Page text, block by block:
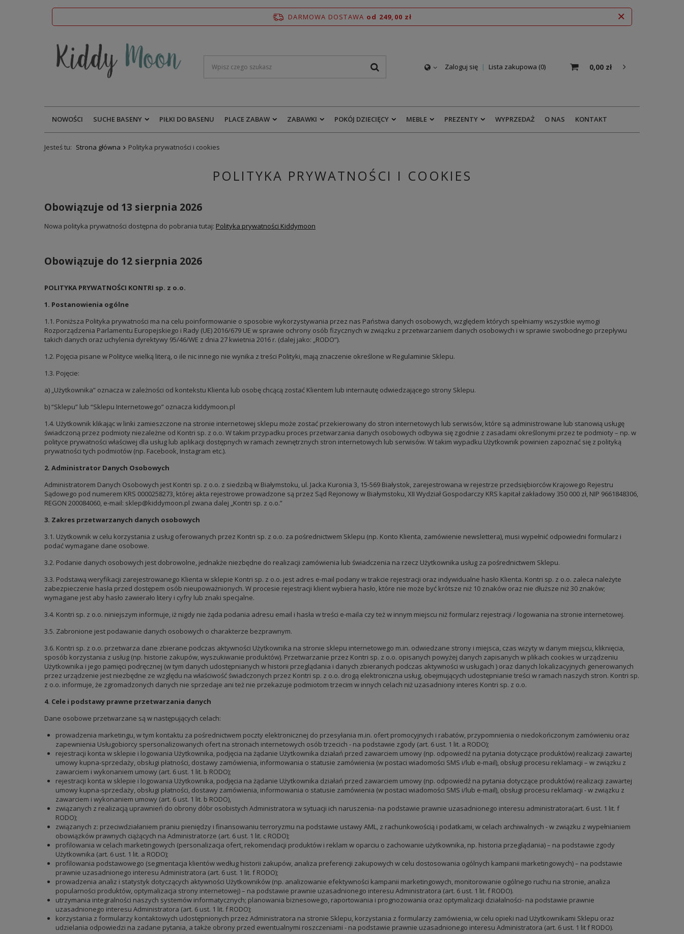
DARMOWA DOSTAWA od 249,00 zł
Zaloguj się Lista zakupowa 0 0,00 zł
NOWOŚCI SUCHE BASENY PIŁKI DO BASENU PLACE ZABAW ZABAWKI POKÓJ DZIECIĘCY MEBLE PREZENTY WYPRZEDAŻ O NAS KONTAKT
Jesteś tu: Strona główna Polityka prywatności i cookies
POLITYKA PRYWATNOŚCI I COOKIES
Obowiązuje od 13 sierpnia 2026
Nowa polityka prywatności dostępna do pobrania tutaj: Polityka prywatności Kiddymoon
Obowiązuje do 12 sierpnia 2026
POLITYKA PRYWATNOŚCI KONTRI sp. z o.o.
1. Postanowienia ogólne
1.1. Poniższa Polityka prywatności ma na celu poinformowanie o sposobie wykorzystywania przez nas Państwa danych osobowych, względem których spełniamy wszystkie wymogi
Rozporządzenia Parlamentu Europejskiego i Rady (UE) 2016/679 UE w sprawie ochrony osób fizycznych w związku z przetwarzaniem danych osobowych i w sprawie swobodnego przepływu
takich danych oraz uchylenia dyrektywy 95/46/WE z dnia 27 kwietnia 2016 r. (dalej jako: „RODO”).
1.2. Pojęcia pisane w Polityce wielką literą, o ile nic innego nie wynika z treści Polityki, mają znaczenie określone w Regulaminie Sklepu.
1.3. Pojęcie:
a) „Użytkownika” oznacza w zależności od kontekstu Klienta lub osobę chcącą zostać Klientem lub internautę odwiedzającego strony Sklepu.
b) “Sklepu” lub “Sklepu Internetowego” oznacza kiddymoon.pl
1.4. Użytkownik klikając w linki zamieszczone na stronie internetowej sklepu może zostać przekierowany do stron internetowych lub serwisów, które są administrowane lub stanowią usługę
świadczoną przez podmioty niezależne od Kontri sp. z o.o. W takim przypadku proces przetwarzania danych osobowych odbywa się zgodnie z zasadami określonymi przez te podmioty – np. w
polityce prywatności właściwej dla usług lub aplikacji dostępnych w ramach zewnętrznych stron internetowych lub serwisów. W takim wypadku Użytkownik powinien zapoznać się z polityką
prywatności tych podmiotów (np. Facebook, Instagram etc.).
2. Administrator Danych Osobowych
Administratorem Danych Osobowych jest Kontri sp. z o.o. z siedzibą w Białymstoku, ul. Jacka Kuronia 3, 15-569 Białystok, zarejestrowana w rejestrze przedsiębiorców Krajowego Rejestru
Sądowego pod numerem KRS 0000258273, której akta rejestrowe prowadzone są przez Sąd Rejonowy w Białymstoku, XII Wydział Gospodarczy KRS kapitał zakładowy 350 000 zł, NIP 9661848306,
REGON 200084060, e-mail: sklep@kiddymoon.pl zwana dalej „Kontri sp. z o.o.”
3. Zakres przetwarzanych danych osobowych
3.1. Użytkownik w celu korzystania z usług oferowanych przez Kontri sp. z o.o. za pośrednictwem Sklepu (np. Konto Klienta, zamówienie newslettera), musi wypełnić odpowiedni formularz i
podać wymagane dane osobowe.
3.2. Podanie danych osobowych jest dobrowolne, jednakże niezbędne do realizacji zamówienia lub świadczenia na rzecz Użytkownika usług za pośrednictwem Sklepu.
3.3. Podstawą weryfikacji zarejestrowanego Klienta w sklepie Kontri sp. z o.o. jest adres e-mail podany w trakcie rejestracji oraz indywidualne hasło Klienta. Kontri sp. z o.o. zaleca należyte
zabezpieczenie hasła przed dostępem osób nieupoważnionych. W procesie rejestracji klient wybiera hasło, które nie może być krótsze niż 10 znaków oraz nie dłuższe niż 30 znaków;
wymagane jest aby hasło zawierało litery i cyfry lub znaki specjalne.
3.4. Kontri sp. z o.o. niniejszym informuje, iż nigdy nie żąda podania adresu email i hasła w treści e-maila czy też w innym miejscu niż formularz rejestracji / logowania na stronie internetowej.
3.5. Zabronione jest podawanie danych osobowych o charakterze bezprawnym.
3.6. Kontri sp. z o.o. przetwarza dane zbierane podczas aktywności Użytkownika na stronie sklepu internetowego m.in. odwiedzane strony i miejsca, czas wizyty w danym miejscu, kliknięcia,
sposób korzystania z usług (np. historie zakupów, wyszukiwanie produktów). Przetwarzanie przez Kontri sp. z o.o. opisanych powyżej danych zapisanych w plikach cookies w urządzeniu
Użytkownika i jego pamięci podręcznej (w tym danych udostępnianych w historii przeglądania i danych zbieranych podczas aktywności w usługach ) oraz danych lokalizacyjnych generowanych
przez urządzenie jest niezbędne ze względu na właściwość świadczonych przez Kontri sp. z o.o. drogą elektroniczna usług, obejmujących udostępnianie treści w ramach naszych stron. Kontri sp.
z o.o. informuje, że zgromadzonych danych nie sprzedaje ani też nie przekazuje podmiotom trzecim w innych celach niż uzasadniony interes Kontri sp. z o.o.
4. Cele i podstawy prawne przetwarzania danych
Dane osobowe przetwarzane są w następujących celach:
prowadzenia marketingu, w tym kontaktu za pośrednictwem poczty elektronicznej do przesyłania m.in. ofert promocyjnych i rabatów, przypomnienia o niedokończonym zamówieniu oraz
zapewnienia Usługobiorcy spersonalizowanych ofert na stronach internetowych osób trzecich - na podstawie zgody (art. 6 ust. 1 lit. a RODO);
rejestracji konta w sklepie i logowania Użytkownika, podjęcia na żądanie Użytkownika działań przed zawarciem umowy (np. odpowiedź na pytania dotyczące produktów) realizacji zawartej
umowy kupna-sprzedaży, obsługi płatności, dostawy zamówienia, informowania o statusie zamówienia (w postaci wiadomości SMS i/lub e-mail), obsługi procesu reklamacji – w związku z
zawarciem i wykonaniem umowy (art. 6 ust. 1 lit. b RODO);
rejestracji konta w sklepie i logowania Użytkownika, podjęcia na żądanie Użytkownika działań przed zawarciem umowy (np. odpowiedź na pytania dotyczące produktów) realizacji zawartej
umowy kupna-sprzedaży, obsługi płatności, dostawy zamówienia, informowania o statusie zamówienia (w postaci wiadomości SMS i/lub e-mail), obsługi procesu reklamacji - w związku z
zawarciem i wykonaniem umowy (art. 6 ust. 1 lit. b RODO),
związanych z realizacją uprawnień do obrony dóbr osobistych Administratora w sytuacji ich naruszenia- na podstawie prawnie uzasadnionego interesu administratora(art. 6 ust. 1 lit. f
RODO);
związanych z: przeciwdziałaniem praniu pieniędzy i finansowaniu terroryzmu na podstawie ustawy AML, z rachunkowością i podatkami, w celach archiwalnych - w związku z wypełnianiem
obowiązków prawnych ciążących na Administratorze (art. 6 ust. 1 lit. c RODO);
profilowania w celach marketingowych (personalizacja ofert, rekomendacji produktów i reklam w oparciu o zachowanie użytkownika, np. historia przeglądania) – na podstawie zgody
Użytkownika (art. 6 ust. 1 lit. a RODO);
profilowania podstawowego (segmentacja klientów według historii zakupów, analiza preferencji zakupowych w celu dostosowania ogólnych kampanii marketingowych) – na podstawie
prawnie uzasadnionego interesu Administratora (art. 6 ust. 1 lit. f RODO);
prowadzenia analiz i statystyk dotyczących aktywności Użytkowników (np. analizowanie efektywności kampanii marketingowych, monitorowanie ogólnego ruchu na stronie, analiza
popularności produktów, optymalizacja strony internetowej) – na podstawie prawnie uzasadnionego interesu Administratora (art. 6 ust. 1 lit. f RODO).
utrzymania integralności naszych systemów informatycznych; planowania biznesowego, raportowania i prognozowania oraz optymalizacji działalności- na podstawie prawnie
uzasadnionego interesu Administratora (art. 6 ust. 1 lit. f RODO);
korzystania z formularzy kontaktowych udostępnionych przez Administratora na stronie Sklepu, korzystania z formularzy zamówienia, w celu opieki nad Użytkownikami Sklepu oraz
udzielania odpowiedzi na zadane pytania, a także obrony przed ewentualnymi roszczeniami - na podstawie prawnie uzasadnionego interesu Administratora (art. 6 ust. 1 lit f RODO).